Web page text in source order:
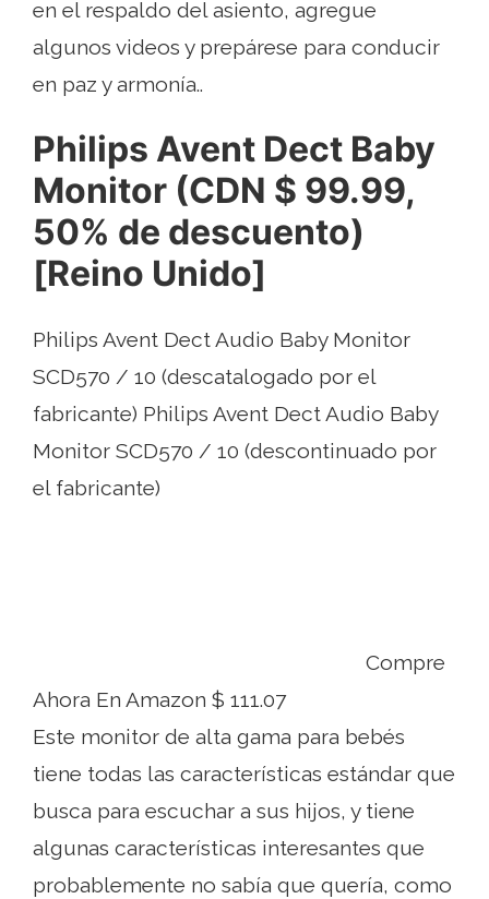
en el respaldo del asiento, agregue
algunos videos y prepárese para conducir
en paz y armonía..
Philips Avent Dect Baby
Monitor (CDN $ 99.99,
50% de descuento)
[Reino Unido]
Philips Avent Dect Audio Baby Monitor
SCD570 / 10 (descatalogado por el
fabricante) Philips Avent Dect Audio Baby
Monitor SCD570 / 10 (descontinuado por
el fabricante)
Compre
Ahora En Amazon $ 111.07
Este monitor de alta gama para bebés
tiene todas las características estándar que
busca para escuchar a sus hijos, y tiene
algunas características interesantes que
probablemente no sabía que quería, como